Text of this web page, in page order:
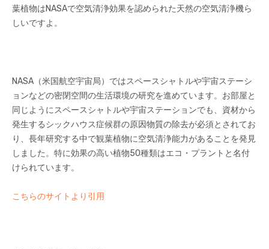
葉植物はNASAで空気清浄効果を認められた天然の空気清浄機ら
しいですよ。
NASA（米国航空宇宙局）ではスペースシャトルや宇宙ステーシ
ョンなどの密閉空間の生活環境の研究を進めています。お部屋と
同じようにスペースシャトルや宇宙ステーションでも、資材から
発生するシックハウス症候群の原因物質の除去が必須とされてお
り、長年研究する中で観葉植物に空気清浄能力があることを発見
しました。特に効果の高い植物50種類はエコ・プラントと名付
けられています。
こちらのサイトより引用